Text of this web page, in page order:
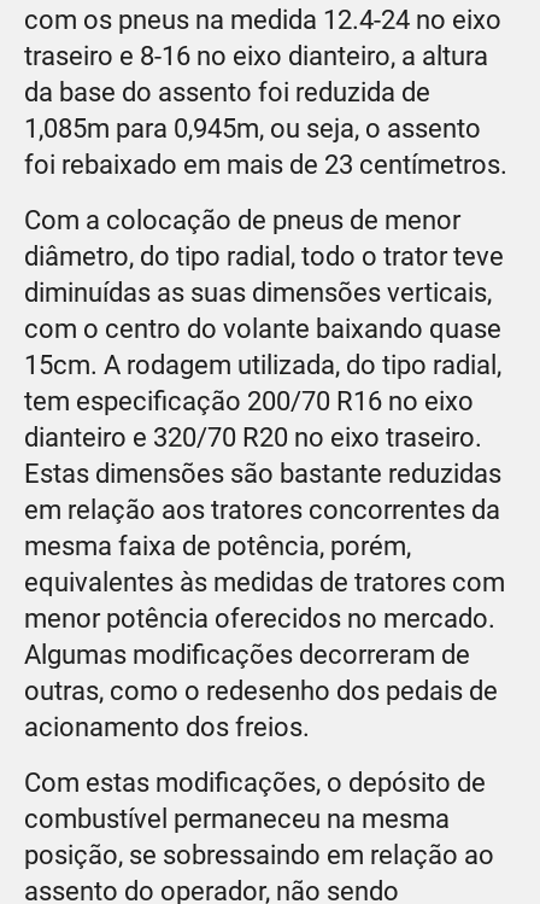
com os pneus na medida 12.4-24 no eixo
traseiro e 8-16 no eixo dianteiro, a altura
da base do assento foi reduzida de
1,085m para 0,945m, ou seja, o assento
foi rebaixado em mais de 23 centímetros.
Com a colocação de pneus de menor
diâmetro, do tipo radial, todo o trator teve
diminuídas as suas dimensões verticais,
com o centro do volante baixando quase
15cm. A rodagem utilizada, do tipo radial,
tem especificação 200/70 R16 no eixo
dianteiro e 320/70 R20 no eixo traseiro.
Estas dimensões são bastante reduzidas
em relação aos tratores concorrentes da
mesma faixa de potência, porém,
equivalentes às medidas de tratores com
menor potência oferecidos no mercado.
Algumas modificações decorreram de
outras, como o redesenho dos pedais de
acionamento dos freios.
Com estas modificações, o depósito de
combustível permaneceu na mesma
posição, se sobressaindo em relação ao
assento do operador, não sendo